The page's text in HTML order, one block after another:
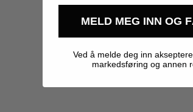
MELD MEG INN OG
Ved å melde deg inn
markedsføring og annen